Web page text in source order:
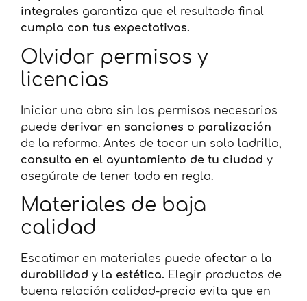
integrales garantiza que el resultado final
cumpla con tus expectativas.
Olvidar permisos y
licencias
Iniciar una obra sin los permisos necesarios
puede derivar en sanciones o paralización
de la reforma. Antes de tocar un solo ladrillo,
consulta en el ayuntamiento de tu ciudad y
asegúrate de tener todo en regla.
Materiales de baja
calidad
Escatimar en materiales puede afectar a la
durabilidad y la estética. Elegir productos de
buena relación calidad-precio evita que en